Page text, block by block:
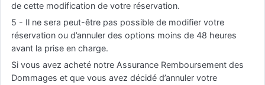
de cette modification de votre réservation.
5 - Il ne sera peut-être pas possible de modifier votre
réservation ou d’annuler des options moins de 48 heures
avant la prise en charge.
Si vous avez acheté notre Assurance Remboursement des
Dommages et que vous avez décidé d’annuler votre